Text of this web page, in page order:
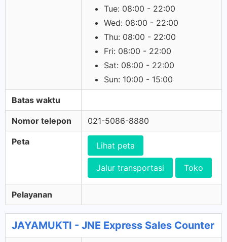
Tue: 08:00 - 22:00
Wed: 08:00 - 22:00
Thu: 08:00 - 22:00
Fri: 08:00 - 22:00
Sat: 08:00 - 22:00
Sun: 10:00 - 15:00
Batas waktu
Nomor telepon 021-5086-8880
Peta Lihat peta
Jalur transportasi Toko
Pelayanan
JAYAMUKTI - JNE Express Sales Counter